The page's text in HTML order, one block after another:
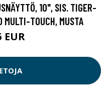
10", SIS. TIGER-
MULTI-TOUCH, MUSTA
EUR